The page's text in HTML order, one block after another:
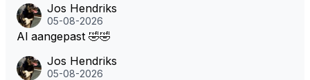
Jos Hendriks
05-08-2026
Al aangepast 🤣🤣
Jos Hendriks
05-08-2026